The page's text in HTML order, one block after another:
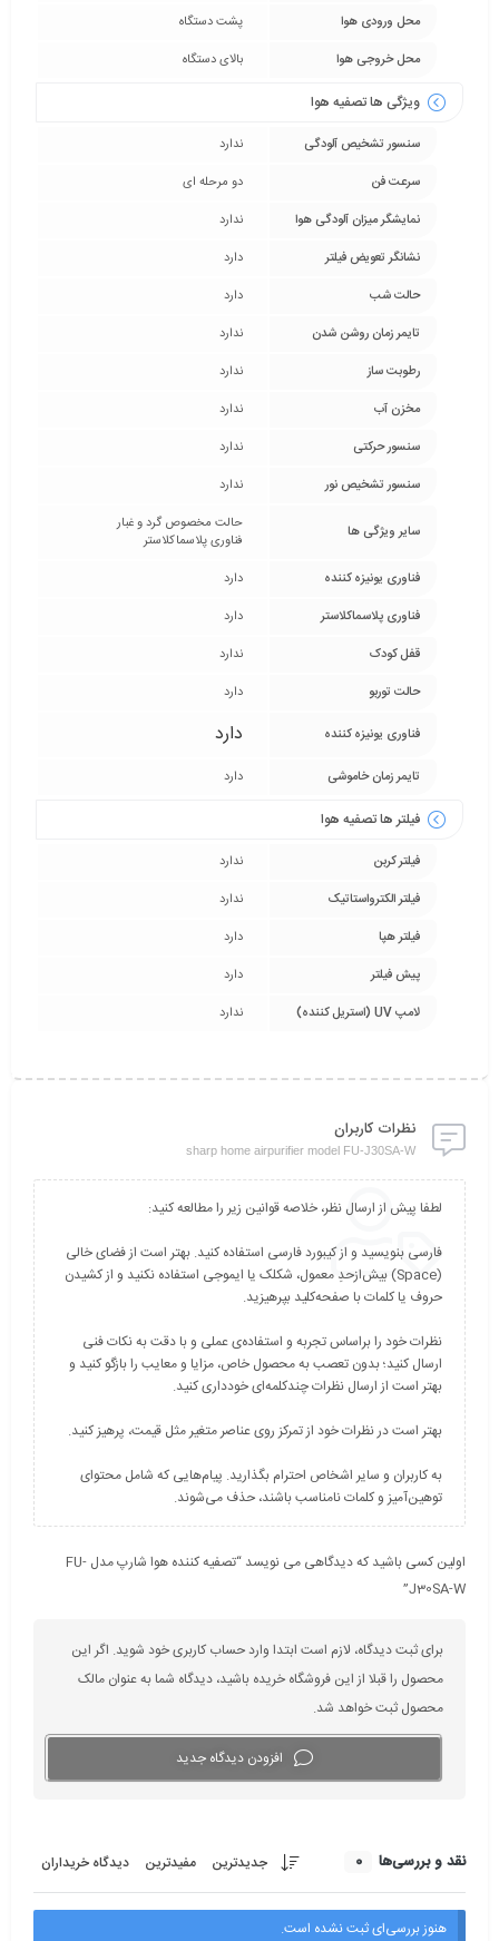
محل ورودی هوا
پشت دستگاه
محل خروجی هوا
بالای دستگاه
ویژگی ها تصفیه هوا
سنسور تشخیص آلودگی
ندارد
سرعت فن
دو مرحله ای
نمایشگر میزان آلودگی هوا
ندارد
نشانگر تعویض فیلتر
دارد
حالت شب
دارد
تایمر زمان روشن شدن
ندارد
رطوبت ساز
ندارد
مخزن آب
ندارد
سنسور حرکتی
ندارد
سنسور تشخیص نور
ندارد
سایر ویژگی ها
حالت مخصوص گرد و غبار
فناوری پلاسماکلاستر
فناوری یونیزه کننده
دارد
فناوری پلاسماکلاستر
دارد
قفل کودک
ندارد
حالت توربو
دارد
فناوری یونیزه کننده دارد
تایمر زمان خاموشی دارد
فیلتر ها تصفیه هوا
فیلتر کربن
ندارد
فیلتر الکترواستاتیک
ندارد
فیلتر هپا
دارد
پیش فیلتر
دارد
لامپ UV (استریل کننده)
ندارد
نظرات کاربران
sharp home airpurifier model FU-J30SA-W
فارسی بنویسید و از کیبورد فارسی استفاده کنید. بهتر است از فضای خالی
(Space) بیش‌از‌حدِ معمول، شکلک یا ایموجی استفاده نکنید و از کشیدن
نظرات خود را براساس تجربه و استفاده‌ی عملی و با دقت به نکات فنی
ارسال کنید؛ بدون تعصب به محصول خاص، مزایا و معایب را بازگو کنید و
به کاربران و سایر اشخاص احترام بگذارید. پیام‌هایی که شامل محتوای
توهین‌آمیز و کلمات نامناسب باشند، حذف می‌شوند.
اولین کسی باشید که دیدگاهی می نویسد “تصفیه کننده هوا شارپ مدل FU-
J30SA-W”
برای ثبت دیدگاه، لازم است ابتدا وارد حساب کاربری خود شوید. اگر این
محصول را قبلا از این فروشگاه خریده باشید، دیدگاه شما به عنوان مالک
محصول ثبت خواهد شد.
افزودن دیدگاه جدید
نقد و بررسی‌ها 0 جدیدترین مفیدترین دیدگاه خریداران
هنوز بررسی‌ای ثبت نشده است.